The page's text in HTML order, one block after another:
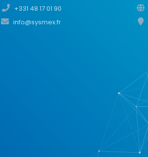
+331 48 17 01 90
info@sysmex.fr